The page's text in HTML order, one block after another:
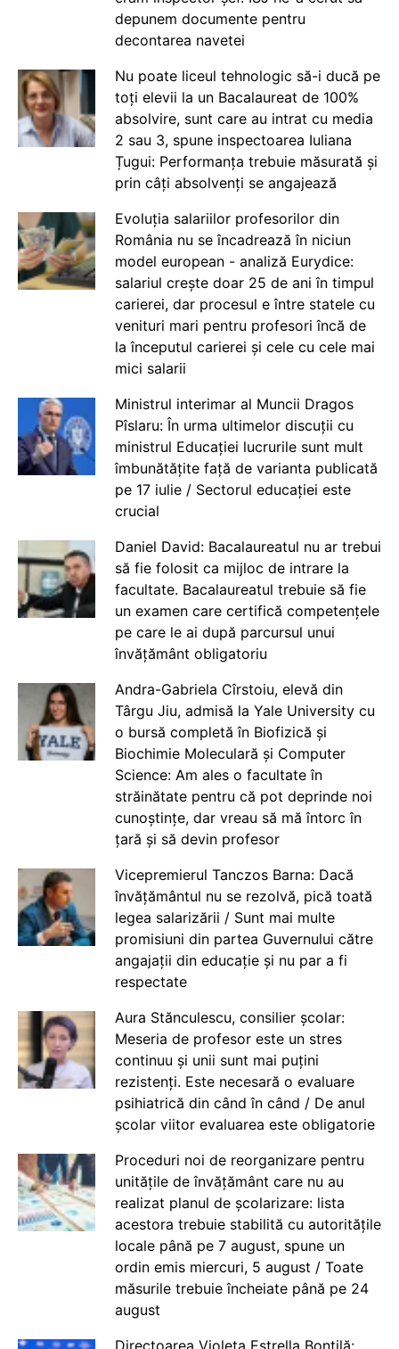
depunem documente pentru
decontarea navetei
Nu poate liceul tehnologic să-i ducă pe
toți elevii la un Bacalaureat de 100%
absolvire, sunt care au intrat cu media
2 sau 3, spune inspectoarea Iuliana
Țugui: Performanța trebuie măsurată și
prin câți absolvenți se angajează
Evoluția salariilor profesorilor din
România nu se încadrează în niciun
model european - analiză Eurydice:
salariul crește doar 25 de ani în timpul
carierei, dar procesul e între statele cu
venituri mari pentru profesori încă de
la începutul carierei și cele cu cele mai
mici salarii
Ministrul interimar al Muncii Dragos
Pîslaru: În urma ultimelor discuții cu
ministrul Educației lucrurile sunt mult
îmbunătățite față de varianta publicată
pe 17 iulie / Sectorul educației este
crucial
Daniel David: Bacalaureatul nu ar trebui
să fie folosit ca mijloc de intrare la
facultate. Bacalaureatul trebuie să fie
un examen care certifică competențele
pe care le ai după parcursul unui
învățământ obligatoriu
Andra-Gabriela Cîrstoiu, elevă din
Târgu Jiu, admisă la Yale University cu
o bursă completă în Biofizică și
Biochimie Moleculară și Computer
Science: Am ales o facultate în
străinătate pentru că pot deprinde noi
cunoștințe, dar vreau să mă întorc în
țară și să devin profesor
Vicepremierul Tanczos Barna: Dacă
învățământul nu se rezolvă, pică toată
legea salarizării / Sunt mai multe
promisiuni din partea Guvernului către
angajații din educație și nu par a fi
respectate
Aura Stănculescu, consilier școlar:
Meseria de profesor este un stres
continuu și unii sunt mai puțini
rezistenți. Este necesară o evaluare
psihiatrică din când în când / De anul
școlar viitor evaluarea este obligatorie
Proceduri noi de reorganizare pentru
unitățile de învățământ care nu au
realizat planul de școlarizare: lista
acestora trebuie stabilită cu autoritățile
locale până pe 7 august, spune un
ordin emis miercuri, 5 august / Toate
măsurile trebuie încheiate până pe 24
august